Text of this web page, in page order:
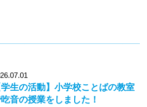
学生の活動】小学校ことばの教室
音の授業をしました！